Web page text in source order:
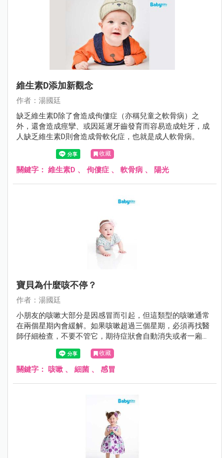
維生素D添加新觀念
作者：湯國廷
缺乏維生素D除了會造成佝僂症（亦稱兒童之軟骨病）之
外，還會造成痙攣、或因延遲牙齒發育而容易造成蛀牙，成
人缺乏維生素D則會造成骨軟化症，也就是成人軟骨病。
收藏
關鍵字： 維生素D 、 佝僂症 、 軟骨病 、 陽光
寶貝為什麼咳不停？
作者：湯國廷
小朋友的咳嗽大部分是因感冒而引起，但這類型的咳嗽通常
在兩個星期內會緩解。如果咳嗽超過三個星期，必須再找醫
師仔細檢查，不要不管它，期待症狀會自動消失或者一廂情
願的沿用舊的感冒藥。
收藏
關鍵字： 咳嗽 、 細菌 、 感冒